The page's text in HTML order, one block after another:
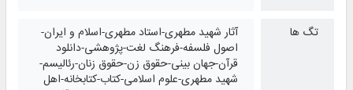
تگ ها
آثار شهید مطهری-استاد مطهری-اسلام و ایران-
اصول فلسفه-فرهنگ لغت-پژوهشی-دانلود
قرآن-جهان بینی-حقوق زن-حقوق زنان-رئالیسم-
شهید مطهری-علوم اسلامی-کتاب-کتابخانه-اهل